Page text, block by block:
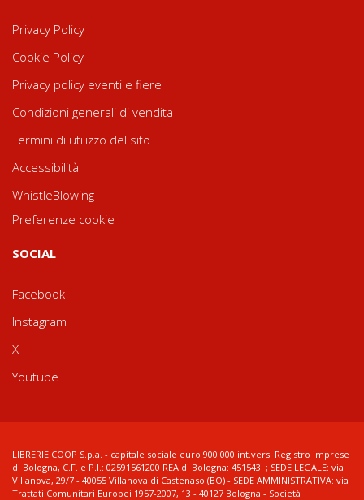
Privacy Policy
Cookie Policy
Privacy policy eventi e fiere
Condizioni generali di vendita
Termini di utilizzo del sito
Accessibilità
WhistleBlowing
Preferenze cookie
SOCIAL
Facebook
Instagram
X
Youtube
LIBRERIE.COOP S.p.a. - capitale sociale euro 900.000 int.vers. Registro imprese
di Bologna, C.F. e P.I.: 02591561200 REA di Bologna: 451543 ; SEDE LEGALE: via
Villanova, 29/7 - 40055 Villanova di Castenaso (BO) - SEDE AMMINISTRATIVA: via
Trattati Comunitari Europei 1957-2007, 13 - 40127 Bologna - Società